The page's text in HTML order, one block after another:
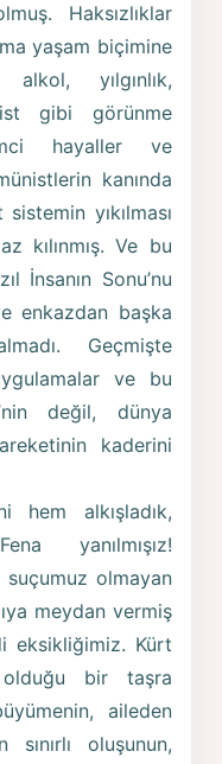
Haksızlıklar
yaşam biçimine
yılgınlık,
gibi görünme
hayaller ve
kanında
yıkılması
kılınmış. Ve bu
İnsanın Sonu’nu
enkazdan başka
Geçmişte
ve bu
değil, dünya
kaderini
hem alkışladık,
yanılmışız!
suçumuz olmayan
meydan vermiş
eksikliğimiz. Kürt
olduğu bir taşra
aileden
oluşunun,